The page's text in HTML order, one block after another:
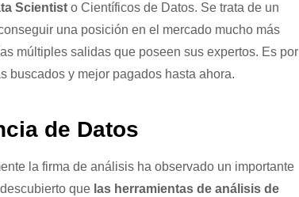
Scientist o Científicos de Datos. Se trata de un
una posición en el mercado mucho más
múltiples salidas que poseen sus expertos. Es por
buscados y mejor pagados hasta ahora.
de Datos
la firma de análisis ha observado un importante
que las herramientas de análisis de